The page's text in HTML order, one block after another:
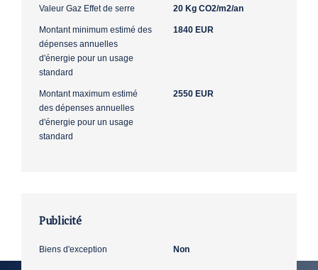
Valeur Gaz Effet de serre 20 Kg CO2/m2/an
Montant minimum estimé des
dépenses annuelles
d'énergie pour un usage
standard
1840 EUR
Montant maximum estimé
des dépenses annuelles
d'énergie pour un usage
standard
2550 EUR
Publicité
Biens d'exception Non